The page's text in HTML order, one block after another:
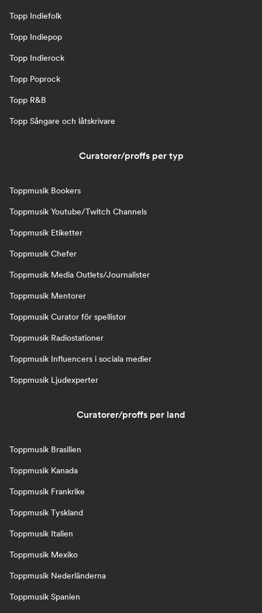
Topp Indiefolk
Topp Indiepop
Topp Indierock
Topp Poprock
Topp R&B
Topp Sångare och låtskrivare
Curatorer/proffs per typ
Toppmusik Bookers
Toppmusik Youtube/Twitch Channels
Toppmusik Etiketter
Toppmusik Chefer
Toppmusik Media Outlets/Journalister
Toppmusik Mentorer
Toppmusik Curator för spellistor
Toppmusik Radiostationer
Toppmusik Influencers i sociala medier
Toppmusik Ljudexperter
Curatorer/proffs per land
Toppmusik Brasilien
Toppmusik Kanada
Toppmusik Frankrike
Toppmusik Tyskland
Toppmusik Italien
Toppmusik Mexiko
Toppmusik Nederländerna
Toppmusik Spanien